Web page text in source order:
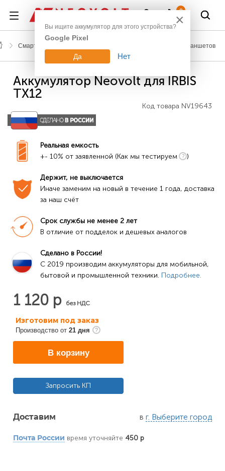
0
Смартфоны, планшеты, гаджеты Аккумуляторы для планшетов
Аккумулятор Neovolt для IRBIS
TX12
Код товара NV19643
Реальная емкость
+- 10% от заявленной (Как мы тестируем
)
Держит, не выключается
Иначе заменим на новый в течение 1 года, доставка
за наш счёт
Срок службы не менее 2 лет
В отличие от подделок и дешевых аналогов
Сделано в России!
C 2019 производим аккумуляторы для мобильной,
бытовой и промышленной техники. Подробнее.
1 120 р без НДС
Изготовим под заказ
Производство от 21 дня
В корзину
Запросить КП
Доставим в г. Выберите город
Почта России время уточняйте 450 р
×
Вы ищите аккумулятор для этого устройства?
Google Pixel
Да Нет